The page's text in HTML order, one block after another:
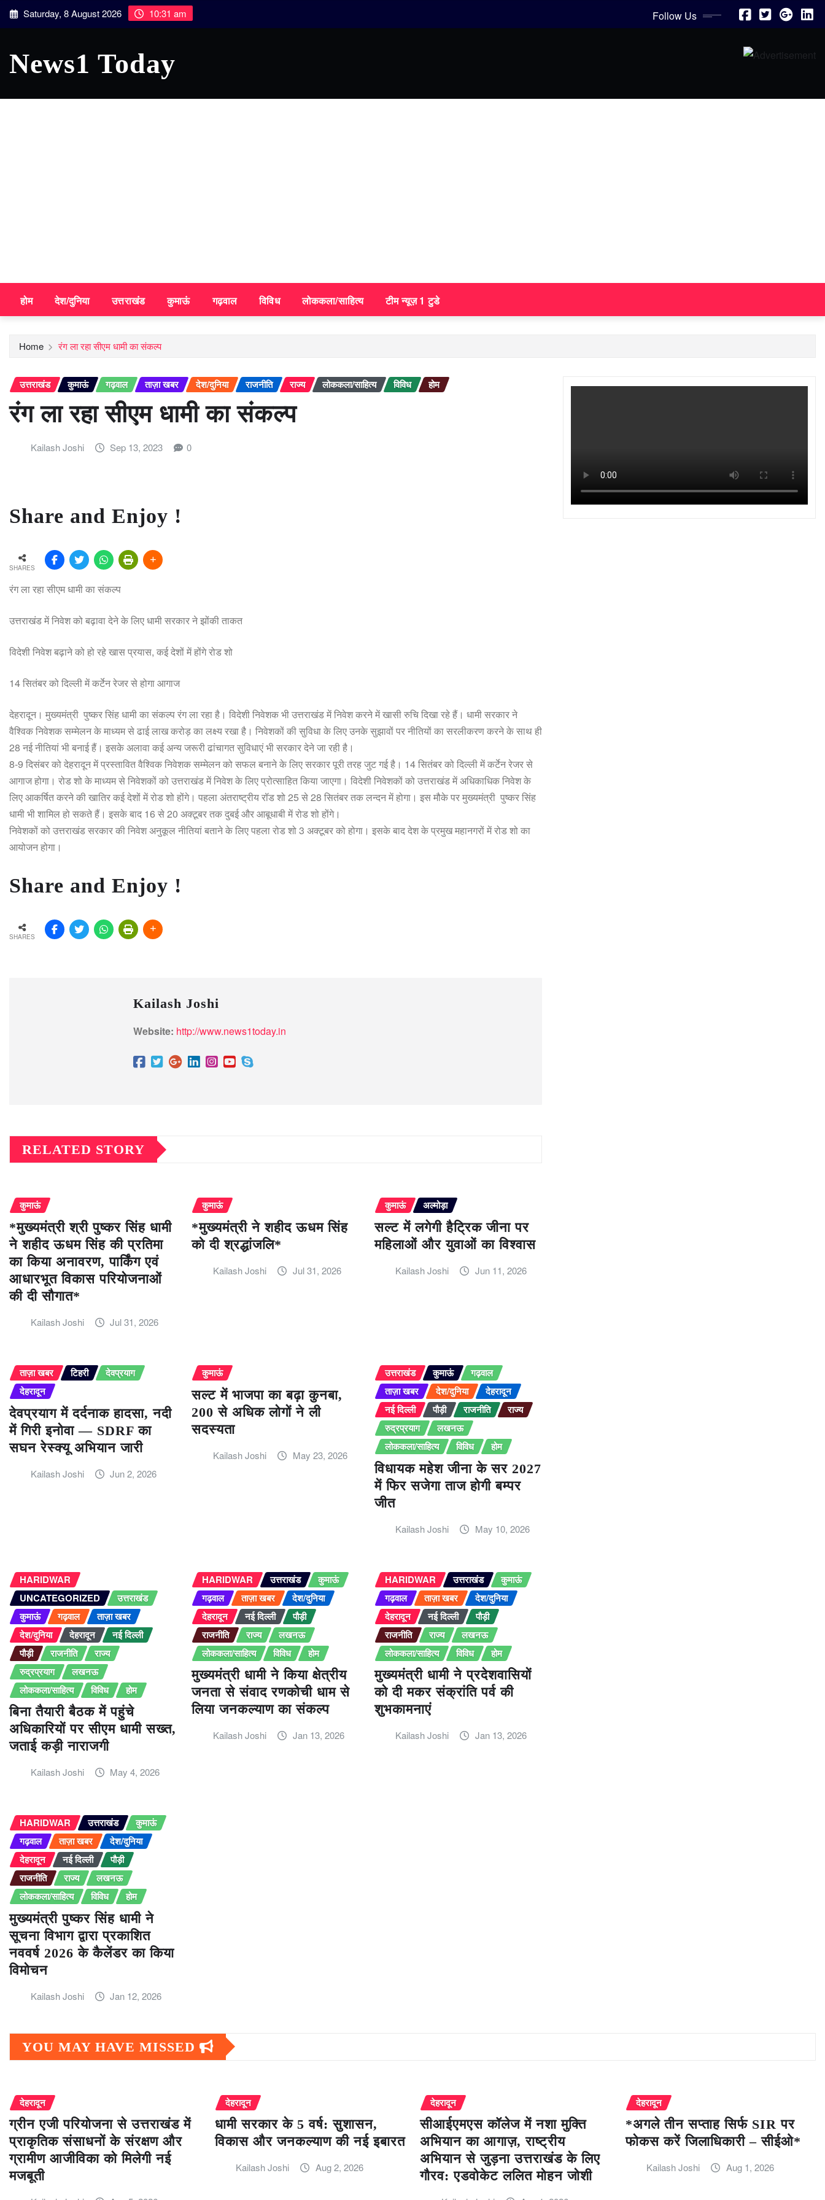
Skip Saturday, 8 August 2026 10:31 am Follow Us
News1 Today
होम देश/दुनिया उत्तराखंड कुमाऊं गढ़वाल विविध लोककला/साहित्य टीम न्यूज़ 1 टुडे
Home रंग ला रहा सीएम धामी का संकल्प
उत्तराखंड कुमाऊं गढ़वाल ताज़ा खबर देश/दुनिया राजनीति राज्य लोककला/साहित्य विविध होम
रंग ला रहा सीएम धामी का संकल्प
Kailash Joshi Sep 13, 2023 0
Share and Enjoy !
SHARES
रंग ला रहा सीएम धामी का संकल्प
उत्तराखंड में निवेश को बढ़ावा देने के लिए धामी सरकार ने झोंकी ताकत
विदेशी निवेश बढ़ाने को हो रहे खास प्रयास, कई देशों में होंगे रोड शो
14 सितंबर को दिल्ली में कर्टेन रेजर से होगा आगाज
देहरादून। मुख्यमंत्री पुष्कर सिंह धामी का संकल्प रंग ला रहा है। विदेशी निवेशक भी उत्तराखंड में निवेश करने में खासी रुचि दिखा रहे हैं। धामी सरकार ने
वैश्विक निवेशक सम्मेलन के माध्यम से ढाई लाख करोड़ का लक्ष्य रखा है। निवेशकों की सुविधा के लिए उनके सुझावों पर नीतियों का सरलीकरण करने के साथ ही
28 नई नीतियां भी बनाई हैं। इसके अलावा कई अन्य जरूरी ढांचागत सुविधाएं भी सरकार देने जा रही है।
8-9 दिसंबर को देहरादून में प्रस्तावित वैश्विक निवेशक सम्मेलन को सफल बनाने के लिए सरकार पूरी तरह जुट गई है। 14 सितंबर को दिल्ली में कर्टेन रेजर से
आगाज होगा। रोड शो के माध्यम से निवेशकों को उत्तराखंड में निवेश के लिए प्रोत्साहित किया जाएगा। विदेशी निवेशकों को उत्तराखंड में अधिकाधिक निवेश के
लिए आकर्षित करने की खातिर कई देशों में रोड शो होंगे। पहला अंतराष्ट्रीय रॉड शो 25 से 28 सितंबर तक लन्दन में होगा। इस मौके पर मुख्यमंत्री पुष्कर सिंह
धामी भी शामिल हो सकते हैं। इसके बाद 16 से 20 अक्टूबर तक दुबई और आबूधाबी में रोड शो होंगे।
निवेशकों को उत्तराखंड सरकार की निवेश अनुकूल नीतियां बताने के लिए पहला रोड शो 3 अक्टूबर को होगा। इसके बाद देश के प्रमुख महानगरों में रोड शो का
आयोजन होगा।
Share and Enjoy !
SHARES
Kailash Joshi
Website: http://www.news1today.in
RELATED STORY
कुमाऊं
*मुख्यमंत्री श्री पुष्कर सिंह धामी
ने शहीद ऊधम सिंह की प्रतिमा
का किया अनावरण, पार्किंग एवं
आधारभूत विकास परियोजनाओं
की दी सौगात*
Kailash Joshi Jul 31, 2026
कुमाऊं
*मुख्यमंत्री ने शहीद ऊधम सिंह
को दी श्रद्धांजलि*
Kailash Joshi Jul 31, 2026
कुमाऊं अल्मोड़ा
सल्ट में लगेगी हैट्रिक जीना पर
महिलाओं और युवाओं का विश्वास
Kailash Joshi Jun 11, 2026
ताज़ा खबर टिहरी
देवप्रयाग
देहरादून
देवप्रयाग में दर्दनाक हादसा, नदी
में गिरी इनोवा — SDRF का
सघन रेस्क्यू अभियान जारी
Kailash Joshi Jun 2, 2026
कुमाऊं
सल्ट में भाजपा का बढ़ा कुनबा,
200 से अधिक लोगों ने ली
सदस्यता
Kailash Joshi May 23, 2026
उत्तराखंड कुमाऊं
गढ़वाल
ताज़ा खबर
देश/दुनिया
देहरादून
नई दिल्ली
पौड़ी राजनीति
राज्य
रुद्रप्रयाग
लखनऊ
लोककला/साहित्य
विविध होम
विधायक महेश जीना के सर 2027
में फिर सजेगा ताज होगी बम्पर
जीत
Kailash Joshi May 10, 2026
HARIDWAR
UNCATEGORIZED
उत्तराखंड
कुमाऊं
गढ़वाल
ताज़ा खबर
देश/दुनिया
देहरादून
नई दिल्ली
पौड़ी
राजनीति
राज्य
रुद्रप्रयाग
लखनऊ
लोककला/साहित्य
विविध होम
बिना तैयारी बैठक में पहुंचे
अधिकारियों पर सीएम धामी सख्त,
जताई कड़ी नाराजगी
Kailash Joshi May 4, 2026
HARIDWAR उत्तराखंड
कुमाऊं
गढ़वाल
ताज़ा खबर
देश/दुनिया
देहरादून
नई दिल्ली
पौड़ी
राजनीति
राज्य
लखनऊ
लोककला/साहित्य
विविध होम
मुख्यमंत्री धामी ने किया क्षेत्रीय
जनता से संवाद रणकोची धाम से
लिया जनकल्याण का संकल्प
Kailash Joshi Jan 13, 2026
HARIDWAR उत्तराखंड
कुमाऊं
गढ़वाल
ताज़ा खबर
देश/दुनिया
देहरादून
नई दिल्ली
पौड़ी
राजनीति
राज्य
लखनऊ
लोककला/साहित्य
विविध होम
मुख्यमंत्री धामी ने प्रदेशवासियों
को दी मकर संक्रांति पर्व की
शुभकामनाएं
Kailash Joshi Jan 13, 2026
HARIDWAR उत्तराखंड
कुमाऊं
गढ़वाल
ताज़ा खबर
देश/दुनिया
देहरादून
नई दिल्ली
पौड़ी
राजनीति
राज्य
लखनऊ
लोककला/साहित्य
विविध होम
मुख्यमंत्री पुष्कर सिंह धामी ने
सूचना विभाग द्वारा प्रकाशित
नववर्ष 2026 के कैलेंडर का किया
विमोचन
Kailash Joshi Jan 12, 2026
YOU MAY HAVE MISSED
देहरादून
ग्रीन एजी परियोजना से उत्तराखंड में
प्राकृतिक संसाधनों के संरक्षण और
ग्रामीण आजीविका को मिलेगी नई
मजबूती
देहरादून
धामी सरकार के 5 वर्ष: सुशासन,
विकास और जनकल्याण की नई इबारत
Kailash Joshi Aug 2, 2026
देहरादून
सीआईएमएस कॉलेज में नशा मुक्ति
अभियान का आगाज़, राष्ट्रीय
अभियान से जुड़ना उत्तराखंड के लिए
गौरव: एडवोकेट ललित मोहन जोशी
देहरादून
*अगले तीन सप्ताह सिर्फ SIR पर
फोकस करें जिलाधिकारी – सीईओ*
Kailash Joshi Aug 1, 2026